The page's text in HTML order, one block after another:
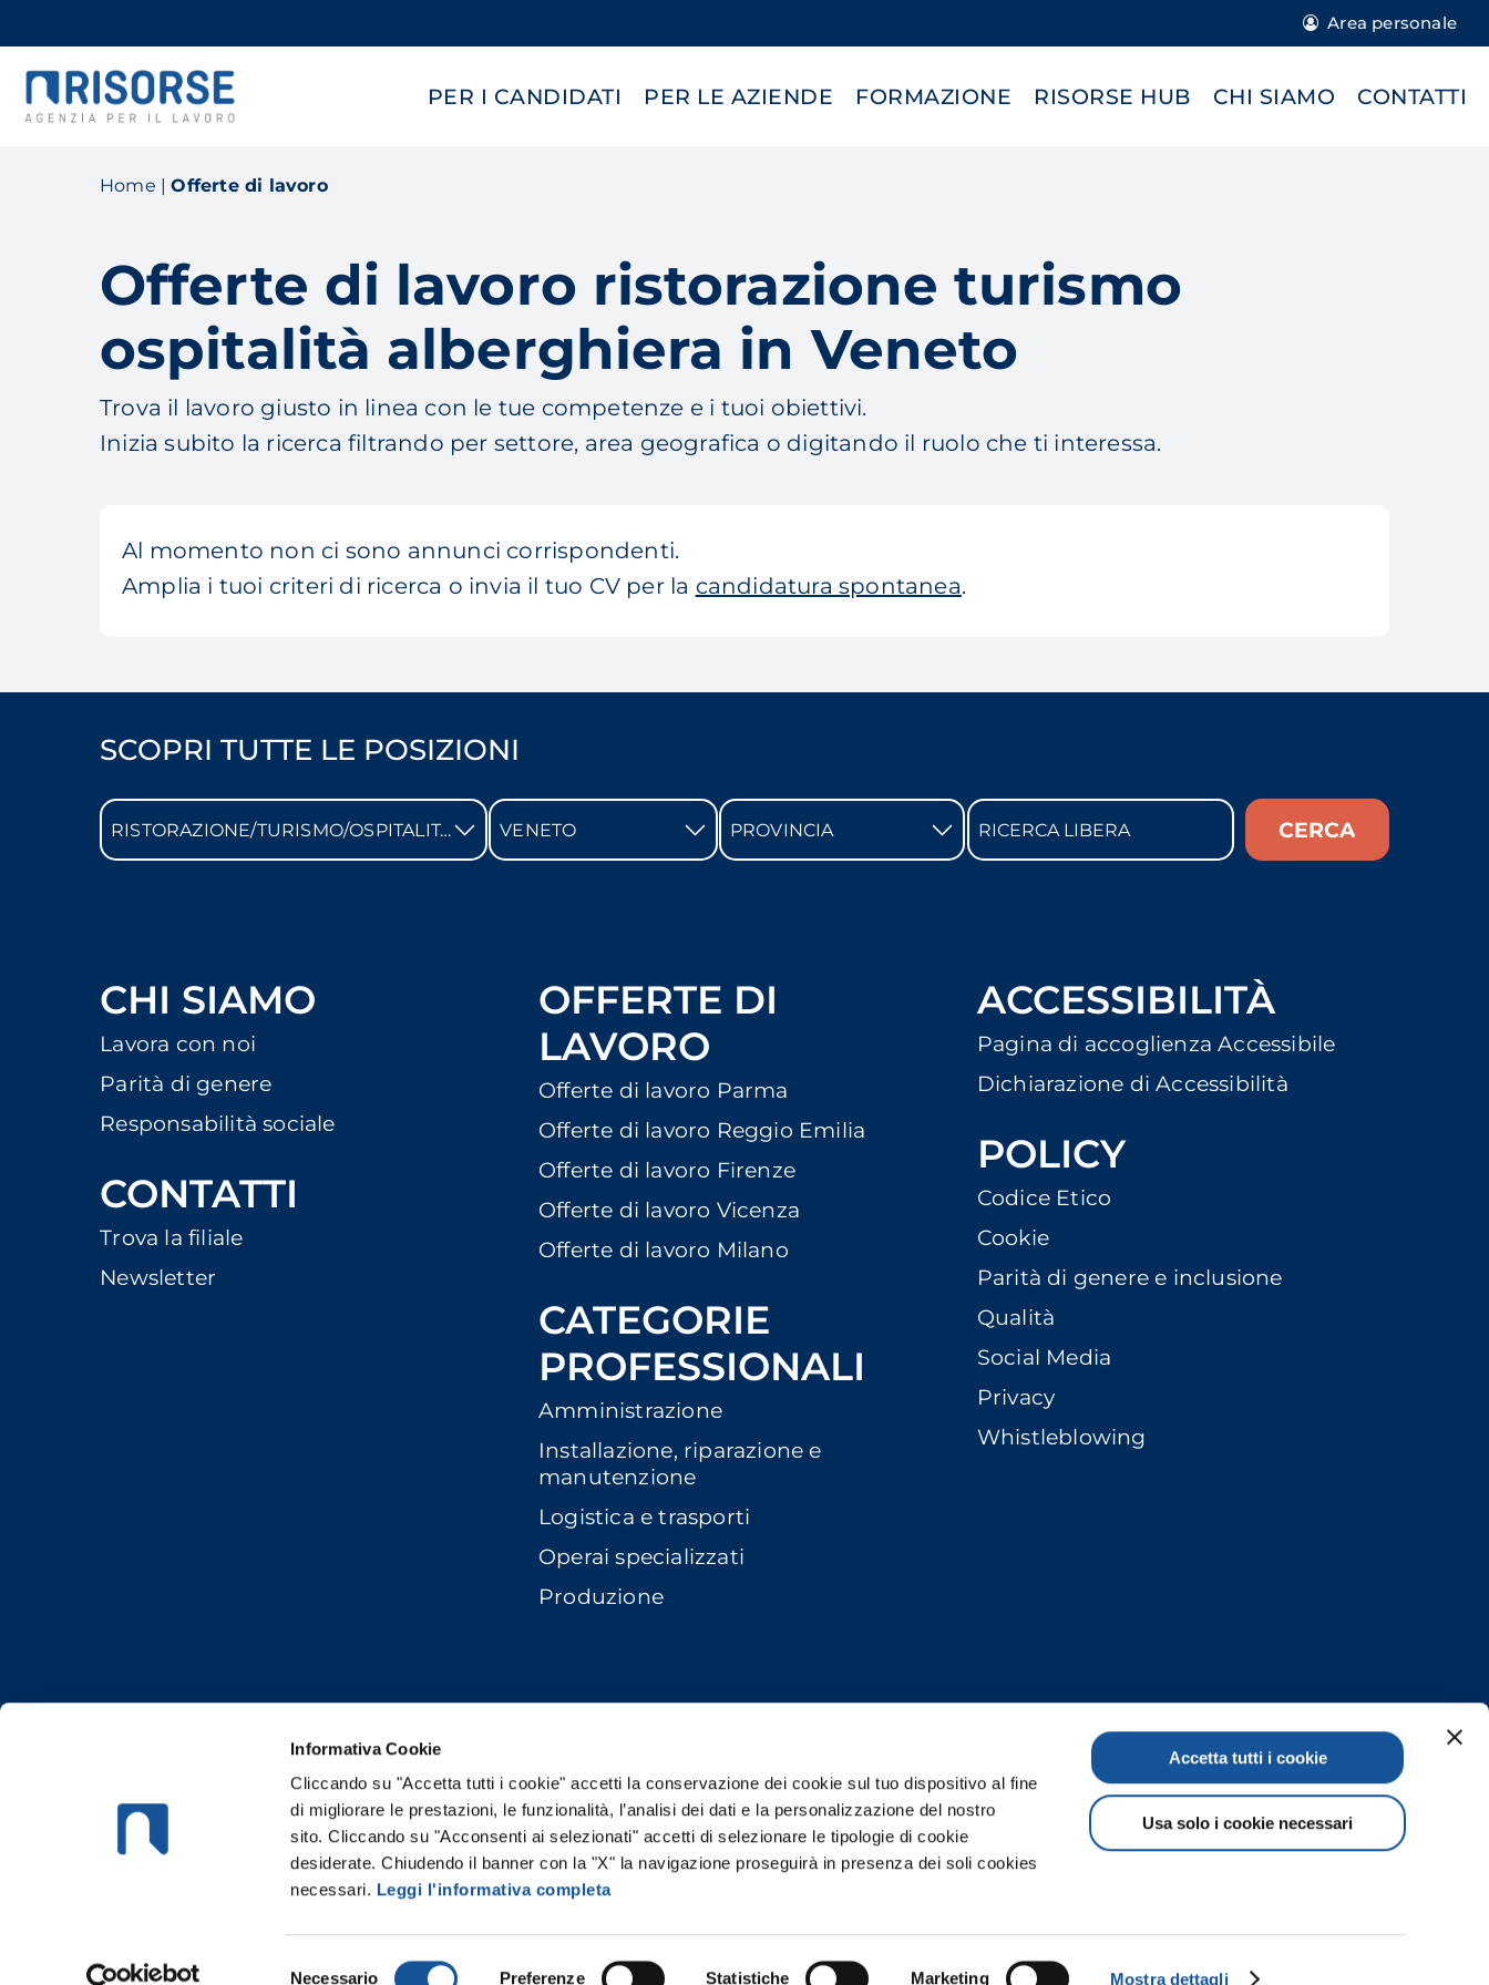
Informativa Cookie
Cliccando su "Accetta tutti i cookie" accetti la conservazione dei cookie sul tuo dispositivo al fine
di migliorare le prestazioni, le funzionalità, l’analisi dei dati e la personalizzazione del nostro
sito. Cliccando su "Acconsenti ai selezionati" accetti di selezionare le tipologie di cookie
desiderate. Chiudendo il banner con la "X" la navigazione proseguirà in presenza dei soli cookies
necessari. Leggi l'informativa completa
Necessario Preferenze Statistiche Marketing Mostra dettagli
Accetta tutti i cookie
Usa solo i cookie necessari
to
main
content
Area personale
PER I CANDIDATI PER LE AZIENDE FORMAZIONE RISORSE HUB CHI SIAMO CONTATTI
Home |Offerte di lavoro
Offerte di lavoro ristorazione turismo
ospitalità alberghiera in Veneto
Trova il lavoro giusto in linea con le tue competenze e i tuoi obiettivi.
Inizia subito la ricerca filtrando per settore, area geografica o digitando il ruolo che ti interessa.
Al momento non ci sono annunci corrispondenti.
Amplia i tuoi criteri di ricerca o invia il tuo CV per la candidatura spontanea.
SCOPRI TUTTE LE POSIZIONI
RISTORAZIONE/TURISMO/OSPITALITÀ ALBERGHIERA VENETO PROVINCIA
CHI SIAMO
Lavora con noi
Parità di genere
Responsabilità sociale
CONTATTI
Trova la filiale
Newsletter
OFFERTE DI
LAVORO
Offerte di lavoro Parma
Offerte di lavoro Reggio Emilia
Offerte di lavoro Firenze
Offerte di lavoro Vicenza
Offerte di lavoro Milano
CATEGORIE
PROFESSIONALI
Amministrazione
Installazione, riparazione e
manutenzione
Logistica e trasporti
Operai specializzati
Produzione
ACCESSIBILITÀ
Pagina di accoglienza Accessibile
Dichiarazione di Accessibilità
POLICY
Codice Etico
Cookie
Parità di genere e inclusione
Qualità
Social Media
Privacy
Whistleblowing
Risorse SpA | SEDE LEGALE E AMMINISTRATIVA | Via San Vigilio 1, Milano 20142 | Tel.
©Risorse S.p.A. | REA n° MI-1551589 | Aut. Min. Lav. Prot. n. 1143 S.G. | Capitale Sociale € 6.000.000,24 i.v. | P.iva / C.F. 12388680154